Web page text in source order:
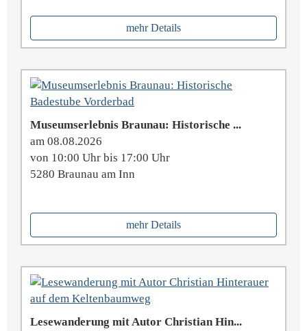
mehr Details
Museumserlebnis Braunau: Historische ...
am 08.08.2026
von 10:00 Uhr bis 17:00 Uhr
5280 Braunau am Inn
mehr Details
Lesewanderung mit Autor Christian Hin...